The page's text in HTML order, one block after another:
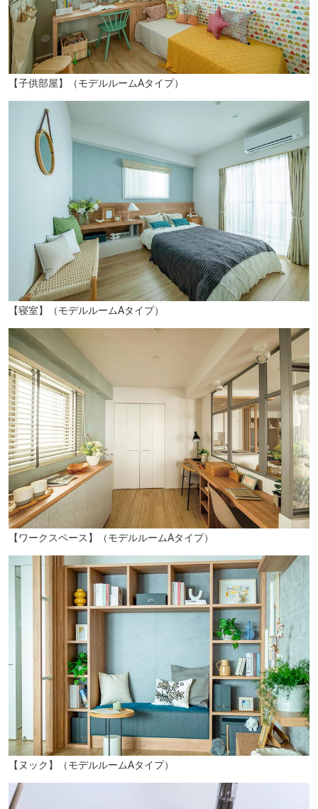
大分記念病院（車約4分／約1400m）
大分犬猫病院（徒歩2分／約130m）
愛隣幼稚園（徒歩11分／約810m）
大分市立豊府小学校（徒歩14分／約1085m）
【子供部屋】（モデルルームAタイプ）
【寝室】（モデルルームAタイプ）
【ワークスペース】（モデルルームAタイプ）
【ヌック】（モデルルームAタイプ）